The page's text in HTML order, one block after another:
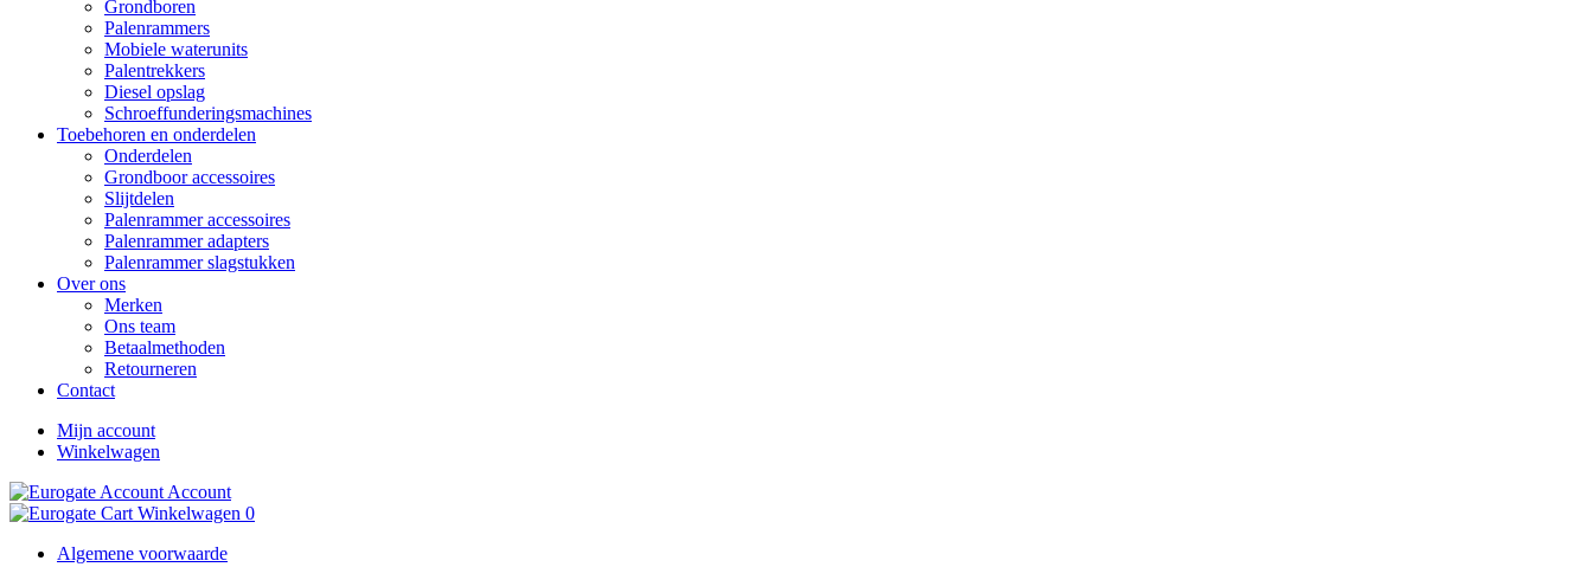
Grondboren
Palenrammers
Mobiele waterunits
Palentrekkers
Diesel opslag
Schroeffunderingsmachines
Toebehoren en onderdelen
Onderdelen
Grondboor accessoires
Slijtdelen
Palenrammer accessoires
Palenrammer adapters
Palenrammer slagstukken
Over ons
Merken
Ons team
Betaalmethoden
Retourneren
Contact
Mijn account
Winkelwagen
Account
Winkelwagen 0
Algemene voorwaarde